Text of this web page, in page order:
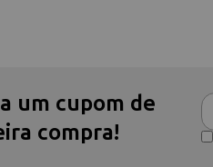
um cupom de
compra!